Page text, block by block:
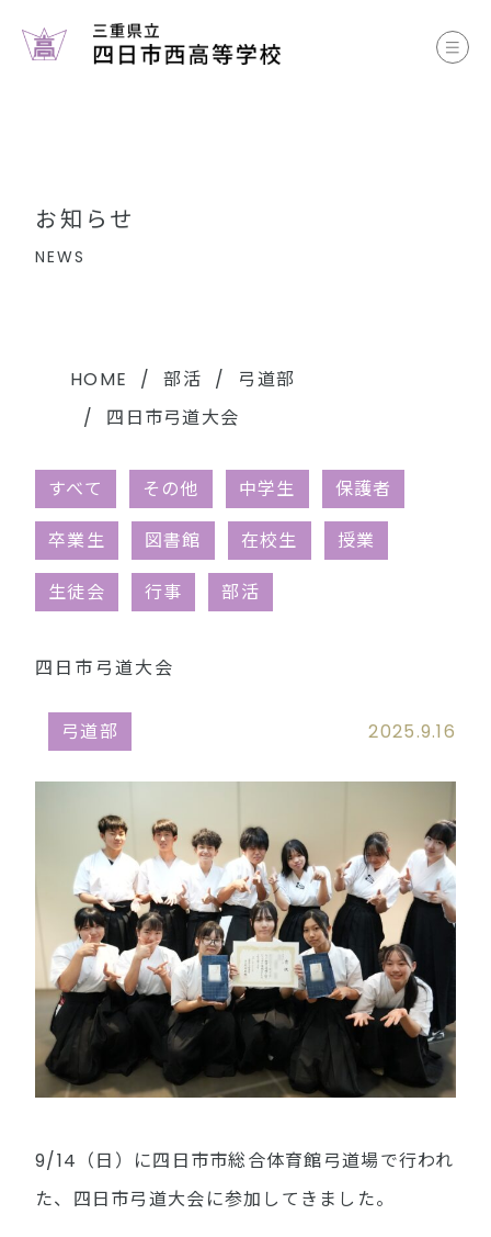
お知らせ
学校生活
中学生のみなさまへ
同窓会（外部リンク）
お知らせ
NEWS
HOME 部活
弓道部
四日市弓道大会
すべて その他 中学生 保護者
卒業生 図書館 在校生 授業
生徒会 行事 部活
四日市弓道大会
2025.9.16
弓道部
9/14（日）に四日市市総合体育館弓道場で行われ
た、四日市弓道大会に参加してきました。